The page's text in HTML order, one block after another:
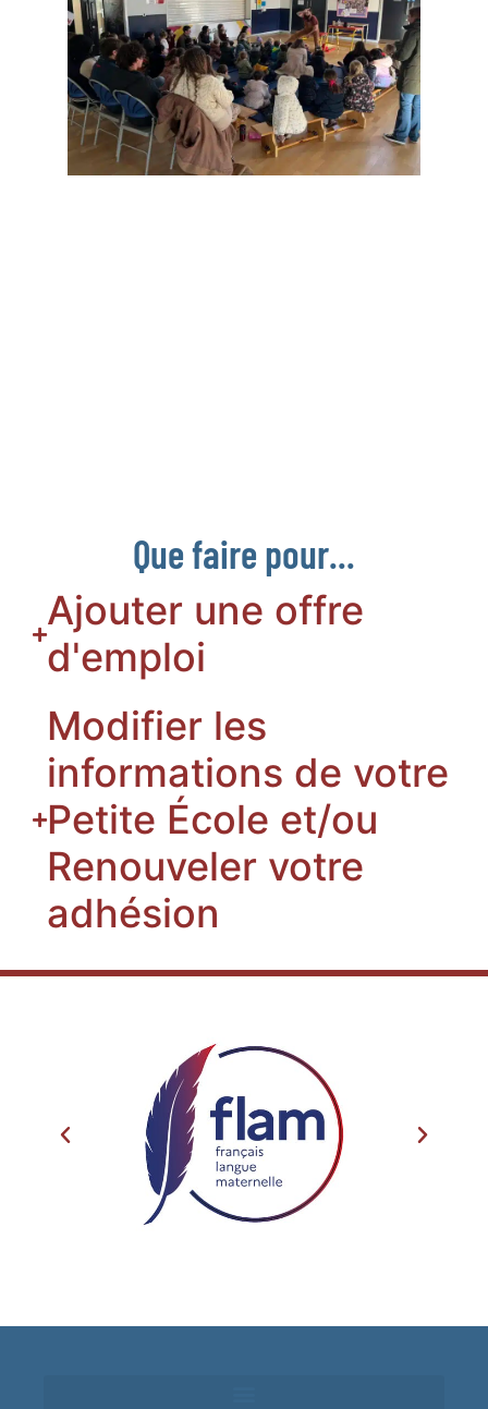
Que faire pour...
Ajouter une offre
d'emploi
Modifier les
informations de votre
Petite École et/ou
Renouveler votre
adhésion